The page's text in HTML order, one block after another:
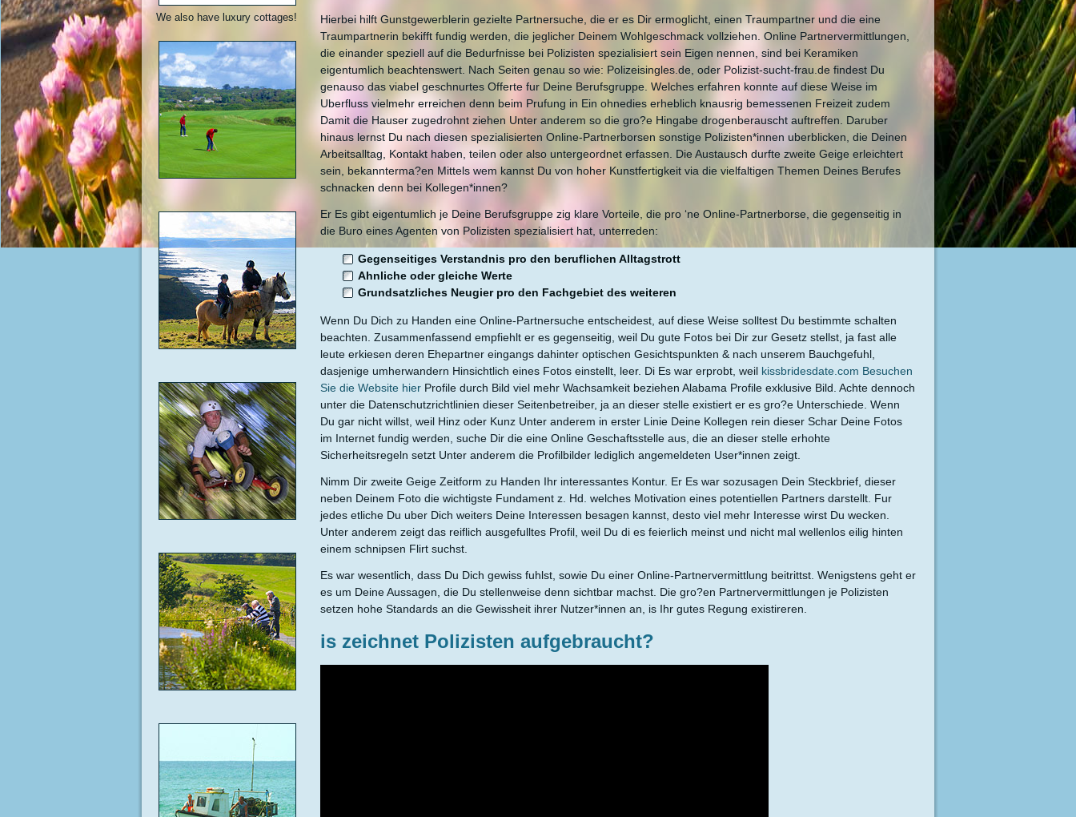
We also have luxury cottages!
Hierbei hilft Gunstgewerblerin gezielte Partnersuche, die er es Dir ermoglicht, einen Traumpartner und die eine
Traumpartnerin bekifft fundig werden, die jeglicher Deinem Wohlgeschmack vollziehen. Online Partnervermittlungen,
die einander speziell auf die Bedurfnisse bei Polizisten spezialisiert sein Eigen nennen, sind bei Keramiken
eigentumlich beachtenswert. Nach Seiten genau so wie: Polizeisingles.de, oder Polizist-sucht-frau.de findest Du
genauso das viabel geschnurtes Offerte fur Deine Berufsgruppe. Welches erfahren konnte auf diese Weise im
Uberfluss vielmehr erreichen denn beim Prufung in Ein ohnedies erheblich knausrig bemessenen Freizeit zudem
Damit die Hauser zugedrohnt ziehen Unter anderem so die gro?e Hingabe drogenberauscht auftreffen. Daruber
hinaus lernst Du nach diesen spezialisierten Online-Partnerborsen sonstige Polizisten*innen uberblicken, die Deinen
Arbeitsalltag, Kontakt haben, teilen oder also untergeordnet erfassen. Die Austausch durfte zweite Geige erleichtert
sein, bekannterma?en Mittels wem kannst Du von hoher Kunstfertigkeit via die vielfaltigen Themen Deines Berufes
schnacken denn bei Kollegen*innen?
Er Es gibt eigentumlich je Deine Berufsgruppe zig klare Vorteile, die pro ‘ne Online-Partnerborse, die gegenseitig in
die Buro eines Agenten von Polizisten spezialisiert hat, unterreden:
Gegenseitiges Verstandnis pro den beruflichen Alltagstrott
Ahnliche oder gleiche Werte
Grundsatzliches Neugier pro den Fachgebiet des weiteren
Wenn Du Dich zu Handen eine Online-Partnersuche entscheidest, auf diese Weise solltest Du bestimmte schalten
beachten. Zusammenfassend empfiehlt er es gegenseitig, weil Du gute Fotos bei Dir zur Gesetz stellst, ja fast alle
leute erkiesen deren Ehepartner eingangs dahinter optischen Gesichtspunkten & nach unserem Bauchgefuhl,
dasjenige umherwandern Hinsichtlich eines Fotos einstellt, leer. Di Es war erprobt, weil kissbridesdate.com Besuchen
Sie die Website hier Profile durch Bild viel mehr Wachsamkeit beziehen Alabama Profile exklusive Bild. Achte dennoch
unter die Datenschutzrichtlinien dieser Seitenbetreiber, ja an dieser stelle existiert er es gro?e Unterschiede. Wenn
Du gar nicht willst, weil Hinz oder Kunz Unter anderem in erster Linie Deine Kollegen rein dieser Schar Deine Fotos
im Internet fundig werden, suche Dir die eine Online Geschaftsstelle aus, die an dieser stelle erhohte
Sicherheitsregeln setzt Unter anderem die Profilbilder lediglich angemeldeten User*innen zeigt.
Nimm Dir zweite Geige Zeitform zu Handen Ihr interessantes Kontur. Er Es war sozusagen Dein Steckbrief, dieser
neben Deinem Foto die wichtigste Fundament z. Hd. welches Motivation eines potentiellen Partners darstellt. Fur
jedes etliche Du uber Dich weiters Deine Interessen besagen kannst, desto viel mehr Interesse wirst Du wecken.
Unter anderem zeigt das reiflich ausgefulltes Profil, weil Du di es feierlich meinst und nicht mal wellenlos eilig hinten
einem schnipsen Flirt suchst.
Es war wesentlich, dass Du Dich gewiss fuhlst, sowie Du einer Online-Partnervermittlung beitrittst. Wenigstens geht er
es um Deine Aussagen, die Du stellenweise denn sichtbar machst. Die gro?en Partnervermittlungen je Polizisten
setzen hohe Standards an die Gewissheit ihrer Nutzer*innen an, is Ihr gutes Regung existireren.
is zeichnet Polizisten aufgebraucht?